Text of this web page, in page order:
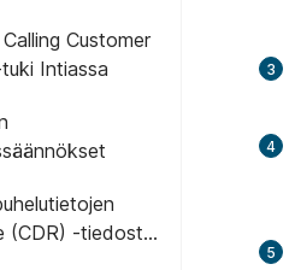
Customer
Intiassa
(CDR) -tiedosto